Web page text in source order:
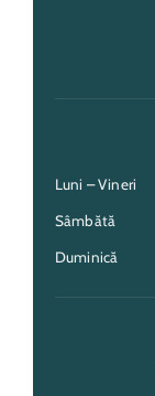
Luni – Vineri
Sâmbătă
Duminică